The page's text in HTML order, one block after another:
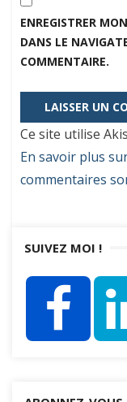
ENREGISTRER
DANS LE
COMMENTAIRE.
Ce site utilise
En savoir plus
commentaires
SUIVEZ MOI !